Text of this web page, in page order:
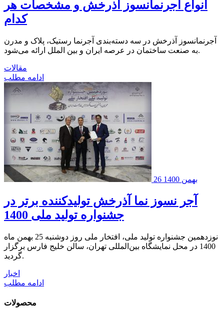
انواع آجرنمانسوز آذرخش و مشخصات هر
کدام
آجرنمانسوز آذرخش در سه دسته‌بندی آجرنما رستیک، پلاک و مدرن
به صنعت ساختمان در عرصه ایران و بین الملل ارائه می‌شود.
مقالات
ادامه مطلب
26 بهمن 1400
آجر نسوز نما آذرخش تولیدکننده برتر در
جشنواره تولید ملی 1400
نوزدهمین جشنواره تولید ملی، افتخار ملی روز دوشنبه 25 بهمن ماه
1400 در محل نمایشگاه بین‌المللی تهران، سالن خلیج فارس برگزار
گردید.
اخبار
ادامه مطلب
محصولات